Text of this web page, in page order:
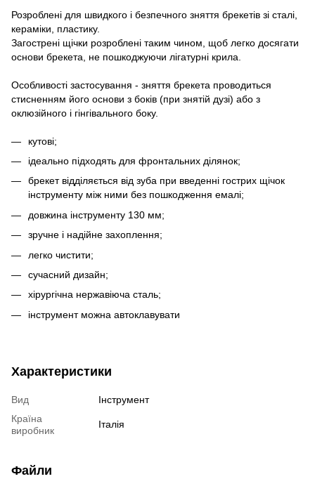
Розроблені для швидкого і безпечного зняття брекетів зі сталі,
кераміки, пластику.
Загострені щічки розроблені таким чином, щоб легко досягати
основи брекета, не пошкоджуючи лігатурні крила.
Особливості застосування - зняття брекета проводиться
стисненням його основи з боків (при знятій дузі) або з
оклюзійного і гінгівального боку.
кутові;
ідеально підходять для фронтальних ділянок;
брекет відділяється від зуба при введенні гострих щічок
інструменту між ними без пошкодження емалі;
довжина інструменту 130 мм;
зручне і надійне захоплення;
легко чистити;
сучасний дизайн;
хірургічна нержавіюча сталь;
інструмент можна автоклавувати
Характеристики
Вид
Інструмент
Країна
виробник
Італія
Файли